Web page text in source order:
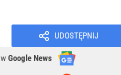
UDOSTĘPNIJ
w Google News